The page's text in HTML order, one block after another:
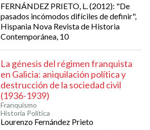
FERNÁNDEZ PRIETO, L. (2012): "De
pasados incómodos difíciles de definir",
Hispania Nova Revista de Historia
Contemporánea, 10
La génesis del régimen franquista
en Galicia: aniquilación política y
destrucción de la sociedad civil
(1936-1939)
Franquismo
Historia Política
Lourenzo Fernández Prieto